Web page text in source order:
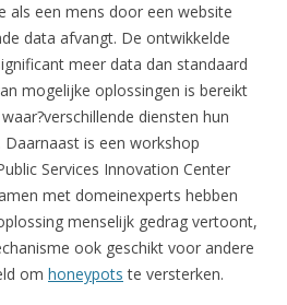
als een mens door een website
data afvangt. De ontwikkelde
meer data dan standaard
mogelijke oplossingen is bereikt
diensten hun
is een workshop
Services Innovation Center
met domeinexperts hebben
menselijk gedrag vertoont,
ook geschikt voor andere
om honeypots te versterken.